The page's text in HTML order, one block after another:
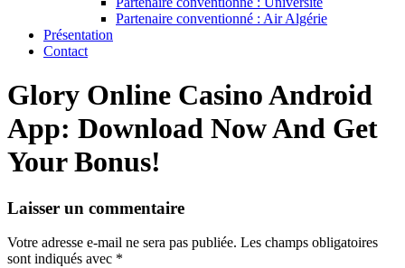
Partenaire conventionné : Air Algérie
Présentation
Contact
Glory Online Casino Android
App: Download Now And Get
Your Bonus!
Laisser un commentaire
Votre adresse e-mail ne sera pas publiée. Les champs obligatoires
sont indiqués avec *